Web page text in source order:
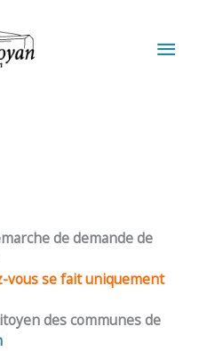
de demande de
vous se fait uniquement
des communes de